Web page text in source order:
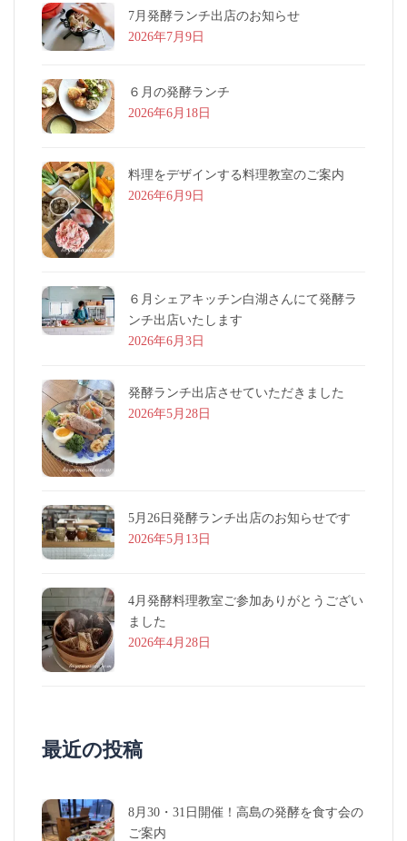
7月発酵ランチ出店のお知らせ
2026年7月9日
６月の発酵ランチ
2026年6月18日
料理をデザインする料理教室のご案内
2026年6月9日
６月シェアキッチン白湖さんにて発酵ラ
ンチ出店いたします
2026年6月3日
発酵ランチ出店させていただきました
2026年5月28日
5月26日発酵ランチ出店のお知らせです
2026年5月13日
4月発酵料理教室ご参加ありがとうござい
ました
2026年4月28日
最近の投稿
8月30・31日開催！高島の発酵を食す会の
ご案内